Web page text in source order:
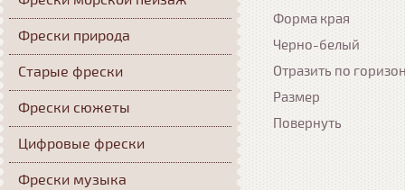
Форма края
Черно-белый
Отразить по
Размер
Повернуть
Фрески природа
Старые фрески
Фрески сюжеты
Цифровые фрески
Фрески музыка